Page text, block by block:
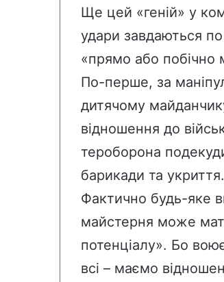
Ще цей «геній» у
удари завдаються по
«прямо або побічно
По-перше, за
дитячому
відношення до
тероборона
барикади та укриття.
Фактично будь-яке
майстерня може
потенціалу». Бо
всі – маємо